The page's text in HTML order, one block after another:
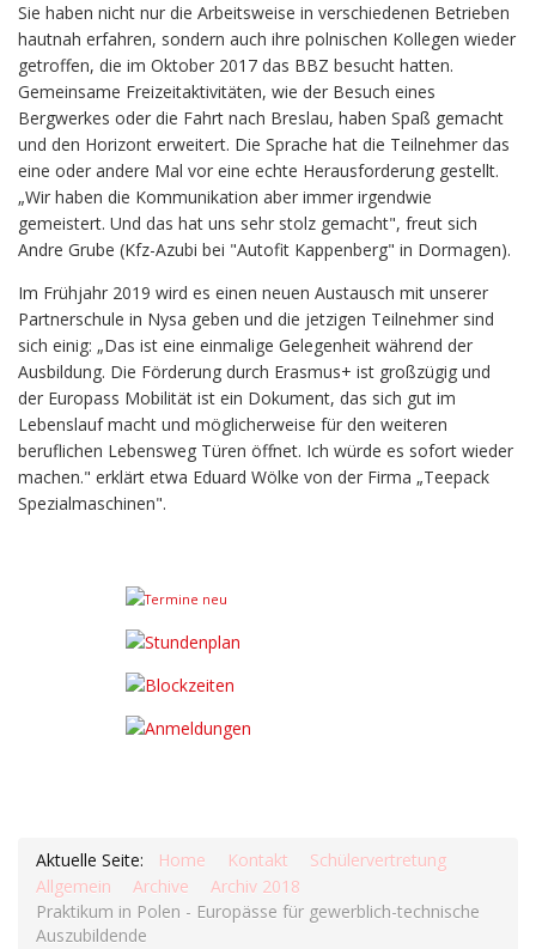
Sie haben nicht nur die Arbeitsweise in verschiedenen Betrieben
hautnah erfahren, sondern auch ihre polnischen Kollegen wieder
getroffen, die im Oktober 2017 das BBZ besucht hatten.
Gemeinsame Freizeitaktivitäten, wie der Besuch eines
Bergwerkes oder die Fahrt nach Breslau, haben Spaß gemacht
und den Horizont erweitert. Die Sprache hat die Teilnehmer das
eine oder andere Mal vor eine echte Herausforderung gestellt.
„Wir haben die Kommunikation aber immer irgendwie
gemeistert. Und das hat uns sehr stolz gemacht", freut sich
Andre Grube (Kfz-Azubi bei "Autofit Kappenberg" in Dormagen).
Im Frühjahr 2019 wird es einen neuen Austausch mit unserer
Partnerschule in Nysa geben und die jetzigen Teilnehmer sind
sich einig: „Das ist eine einmalige Gelegenheit während der
Ausbildung. Die Förderung durch Erasmus+ ist großzügig und
der Europass Mobilität ist ein Dokument, das sich gut im
Lebenslauf macht und möglicherweise für den weiteren
beruflichen Lebensweg Türen öffnet. Ich würde es sofort wieder
machen." erklärt etwa Eduard Wölke von der Firma „Teepack
Spezialmaschinen".
Aktuelle Seite: Home Kontakt
Schülervertretung
Allgemein
Archive
Archiv 2018
Praktikum in Polen - Europässe für gewerblich-technische
Auszubildende